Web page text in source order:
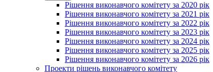
Рішення виконавчого комітету за 2020 рік
Рішення виконавчого комітету за 2021 рік
Рішення виконавчого комітету за 2022 рік
Рішення виконавчого комітету за 2023 рік
Рішення виконавчого комітету за 2024 рік
Рішення виконавчого комітету за 2025 рік
Рішення виконавчого комітету за 2026 рік
Проекти рішень виконавчого комітету